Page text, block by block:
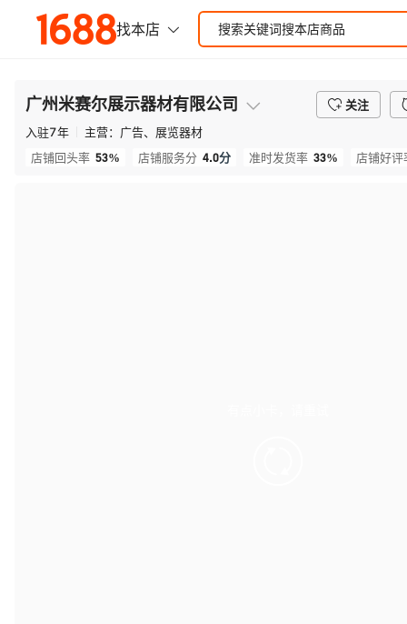
广州米赛尔展示器材有限公司
关注
入驻7年 主营： 广告、展览器材
店铺回头率 53% 店铺服务分 4.0分 准时发货率 33% 店铺好评